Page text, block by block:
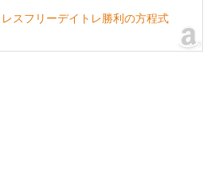
スフリーデイトレ勝利の方程式